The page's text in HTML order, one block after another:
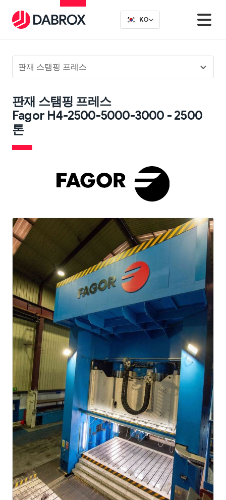
판재 스탬핑 프레스
판재 스탬핑 프레스
Fagor H4-2500-5000-3000 - 2500
톤